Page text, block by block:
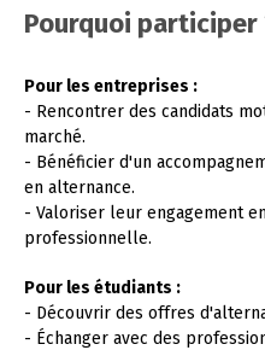
Pourquoi participer
Pour les entreprises :
- Rencontrer des candidats
marché.
- Bénéficier d'un
en alternance.
- Valoriser leur engagement
professionnelle.
Pour les étudiants :
- Découvrir des offres
- Échanger avec des